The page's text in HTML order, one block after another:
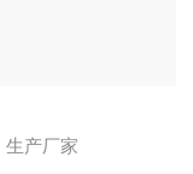
生产厂家